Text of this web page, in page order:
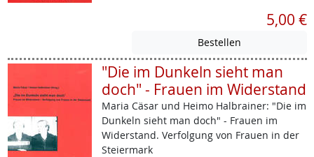
5,00 €
"Die im Dunkeln sieht man
doch" - Frauen im Widerstand
Maria Cäsar und Heimo Halbrainer: "Die im
Dunkeln sieht man doch" - Frauen im
Widerstand. Verfolgung von Frauen in der
Steiermark